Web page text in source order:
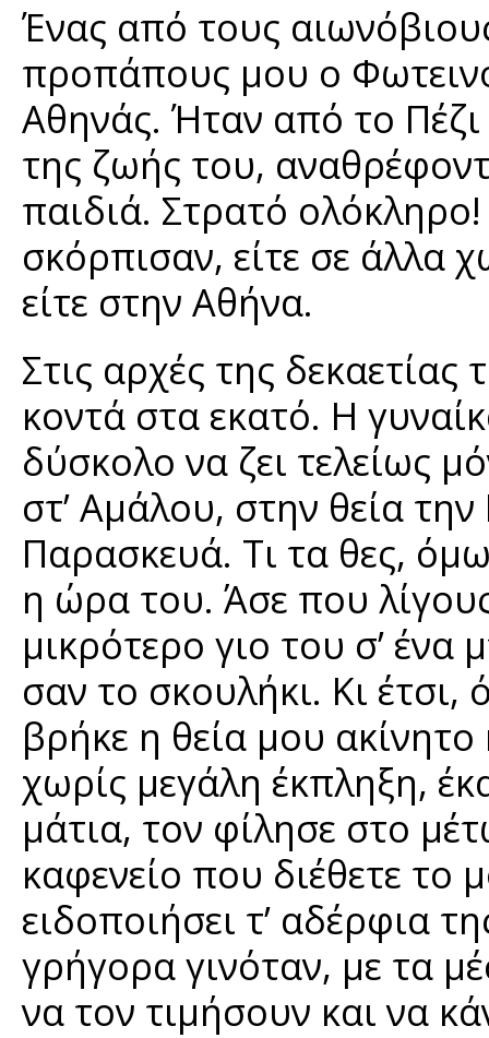
Ένας από τους
προπάπους μου ο
Αθηνάς. Ήταν από το Πέζι
της ζωής του,
παιδιά. Στρατό
σκόρπισαν, είτε σε άλλα
είτε στην Αθήνα.
Στις αρχές της
κοντά στα εκατό. Η
δύσκολο να ζει τελείως
στ’ Αμάλου, στην θεία
Παρασκευά. Τι τα θες,
η ώρα του. Άσε που
μικρότερο γιο του σ’
σαν το σκουλήκι. Κι
βρήκε η θεία μου
χωρίς μεγάλη έκπληξη,
μάτια, τον φίλησε στο
καφενείο που διέθετε
ειδοποιήσει τ’ αδέρφια
γρήγορα γινόταν, με τα
να τον τιμήσουν και να